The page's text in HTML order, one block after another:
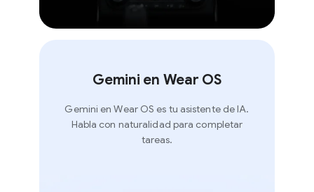
Gemini en Wear OS
Gemini en Wear OS es tu asistente de IA.
Habla con naturalidad para completar
tareas.